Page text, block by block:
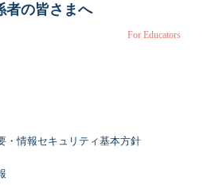
者の皆さまへ
For Educators
・情報セキュリティ基本方針